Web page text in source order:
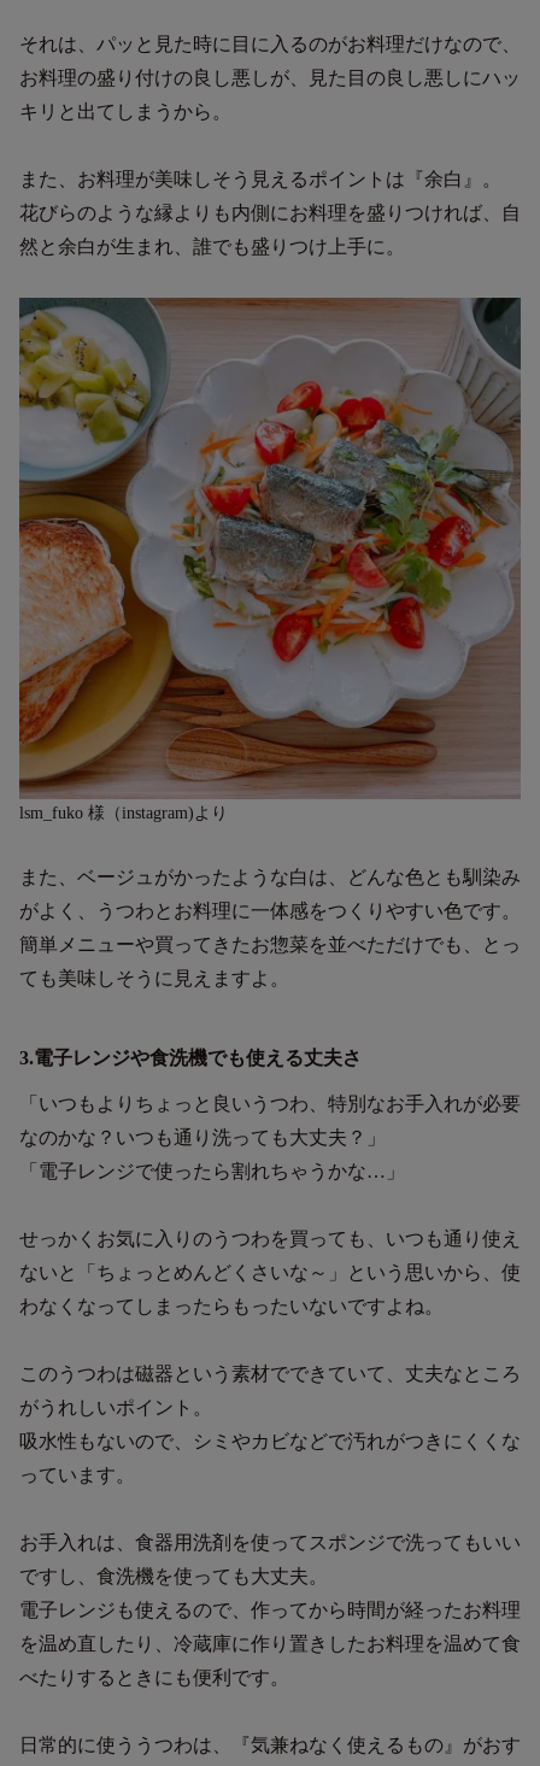
それは、パッと見た時に目に入るのがお料理だけなので、
お料理の盛り付けの良し悪しが、見た目の良し悪しにハッ
キリと出てしまうから。
また、お料理が美味しそう見えるポイントは『余白』。
花びらのような縁よりも内側にお料理を盛りつければ、自
然と余白が生まれ、誰でも盛りつけ上手に。
lsm_fuko 様（instagram)より
また、ベージュがかったような白は、どんな色とも馴染み
がよく、うつわとお料理に一体感をつくりやすい色です。
簡単メニューや買ってきたお惣菜を並べただけでも、とっ
ても美味しそうに見えますよ。
3.電子レンジや食洗機でも使える丈夫さ
「いつもよりちょっと良いうつわ、特別なお手入れが必要
なのかな？いつも通り洗っても大丈夫？」
「電子レンジで使ったら割れちゃうかな…」
せっかくお気に入りのうつわを買っても、いつも通り使え
ないと「ちょっとめんどくさいな～」という思いから、使
わなくなってしまったらもったいないですよね。
このうつわは磁器という素材でできていて、丈夫なところ
がうれしいポイント。
吸水性もないので、シミやカビなどで汚れがつきにくくな
っています。
お手入れは、食器用洗剤を使ってスポンジで洗ってもいい
ですし、食洗機を使っても大丈夫。
電子レンジも使えるので、作ってから時間が経ったお料理
を温め直したり、冷蔵庫に作り置きしたお料理を温めて食
べたりするときにも便利です。
日常的に使ううつわは、『気兼ねなく使えるもの』がおす